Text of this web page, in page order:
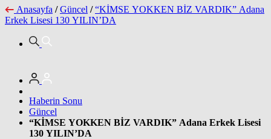
Anasayfa / Güncel / “KİMSE YOKKEN BİZ VARDIK” Adana
Erkek Lisesi 130 YILIN’DA
Haberin Sonu
Güncel
“KİMSE YOKKEN BİZ VARDIK” Adana Erkek Lisesi
130 YILIN’DA